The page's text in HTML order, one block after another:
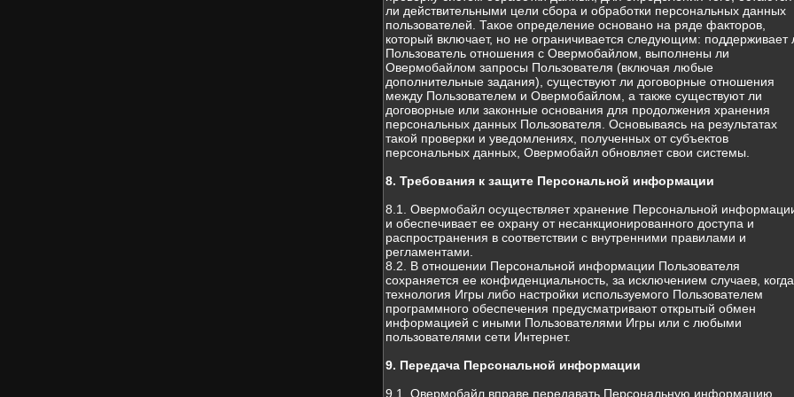
ли действительными цели сбора и обработки персональных данных
пользователей. Такое определение основано на ряде факторов,
который включает, но не ограничивается следующим: поддерживает
Пользователь отношения с Овермобайлом, выполнены ли
Овермобайлом запросы Пользователя (включая любые
дополнительные задания), существуют ли договорные отношения
между Пользователем и Овермобайлом, а также существуют ли
договорные или законные основания для продолжения хранения
персональных данных Пользователя. Основываясь на результатах
такой проверки и уведомлениях, полученных от субъектов
персональных данных, Овермобайл обновляет свои системы.
8. Требования к защите Персональной информации
8.1. Овермобайл осуществляет хранение Персональной
и обеспечивает ее охрану от несанкционированного доступа и
распространения в соответствии с внутренними правилами и
регламентами.
8.2. В отношении Персональной информации Пользователя
сохраняется ее конфиденциальность, за исключением случаев, когда
технология Игры либо настройки используемого Пользователем
программного обеспечения предусматривают открытый обмен
информацией с иными Пользователями Игры или с любыми
пользователями сети Интернет.
9. Передача Персональной информации
9.1. Овермобайл вправе передавать Персональную информацию